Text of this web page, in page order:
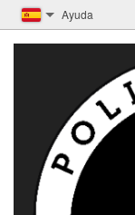
Ayuda